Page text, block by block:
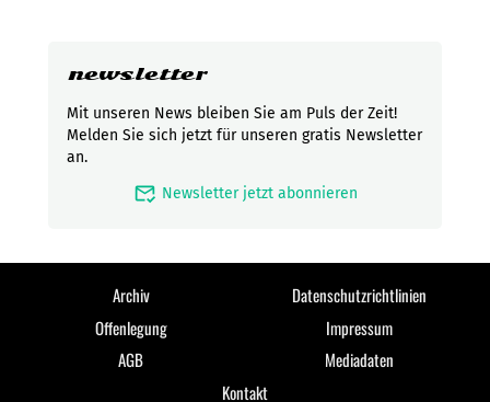
newsletter
Mit unseren News bleiben Sie am Puls der Zeit!
Melden Sie sich jetzt für unseren gratis Newsletter
an.
mark_email_read Newsletter jetzt abonnieren
Archiv
Datenschutzrichtlinien
Offenlegung
Impressum
AGB
Mediadaten
Kontakt